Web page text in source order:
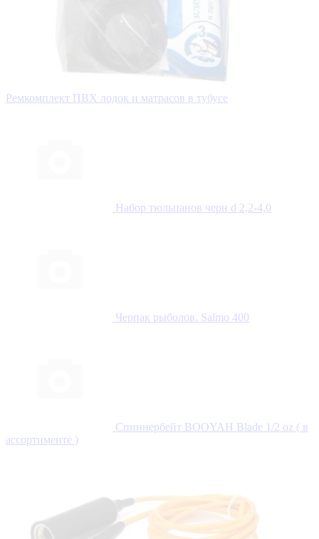
Ремкомплект ПВХ лодок и матрасов в тубусе
Набор тюльпанов черн d 2,2-4,0
Черпак рыболов. Salmo 400
Спиннербейт BOOYAH Blade 1/2 oz ( в
ассортименте )